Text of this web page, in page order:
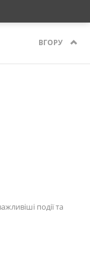
ВГОРУ
події та